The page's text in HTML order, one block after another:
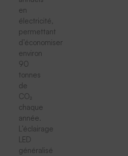
en
électricité,
permettant
d’économiser
environ
90
tonnes
de
CO₂
chaque
année.
L’éclairage
LED
généralisé